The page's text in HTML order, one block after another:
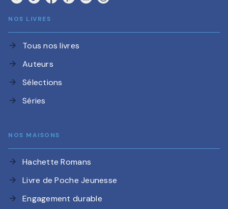
NOS LIVRES
arrow_forward Tous nos livres
arrow_forward Auteurs
arrow_forward Sélections
arrow_forward Séries
NOS MAISONS
arrow_forward Hachette Romans
arrow_forward Livre de Poche Jeunesse
arrow_forward Engagement durable